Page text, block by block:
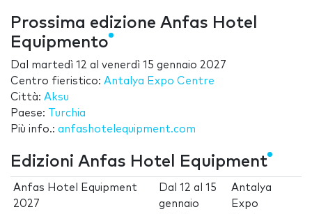
Prossima edizione Anfas Hotel
Equipmento
Dal martedì 12 al venerdì 15 gennaio 2027
Centro fieristico: Antalya Expo Centre
Città: Aksu
Paese:
Turchia
Più info.: anfashotelequipment.com
Edizioni Anfas Hotel Equipment
Anfas Hotel Equipment
2027
Dal12 al15
gennaio
Antalya
Expo